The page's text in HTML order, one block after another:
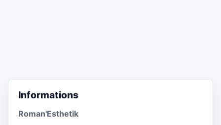
Informations
Roman'Esthetik